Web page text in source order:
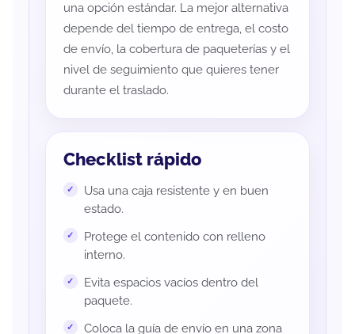
una opción estándar. La mejor alternativa
depende del tiempo de entrega, el costo
de envío, la cobertura de paqueterías y el
nivel de seguimiento que quieres tener
durante el traslado.
Checklist rápido
Usa una caja resistente y en buen
estado.
Protege el contenido con relleno
interno.
Evita espacios vacíos dentro del
paquete.
Coloca la guía de envío en una zona